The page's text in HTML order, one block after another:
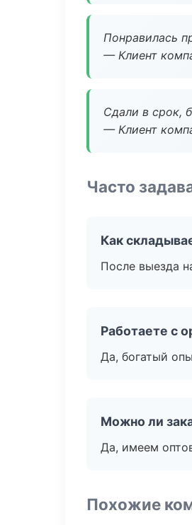
Понравилась
— Клиент
Сдали в срок,
— Клиент
Часто
Как
После выезда
Работаете с
Да, богатый
Можно ли
Да, имеем
Похожие